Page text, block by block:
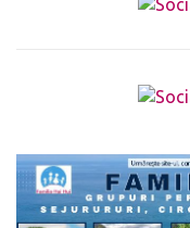
The form you have